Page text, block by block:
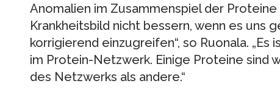
Anomalien im Zusammenspiel der Proteine
Krankheitsbild nicht bessern, wenn es uns
korrigierend einzugreifen“, so Ruonala.
im Protein-Netzwerk. Einige Proteine sind
des Netzwerks als andere.“